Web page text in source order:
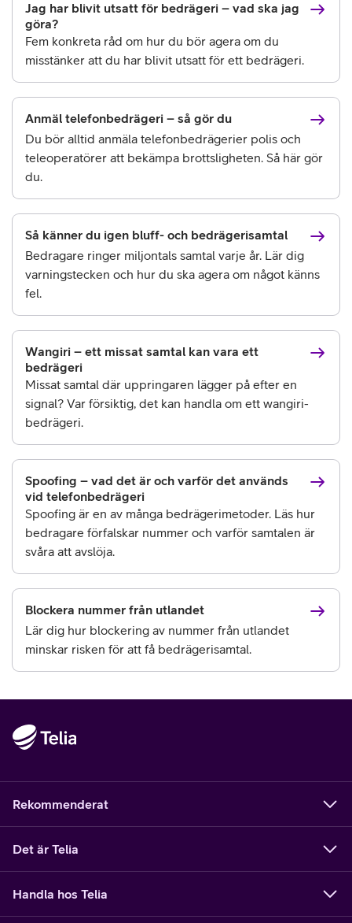
Jag har blivit utsatt för bedrägeri – vad ska jag
göra?
Fem konkreta råd om hur du bör agera om du
misstänker att du har blivit utsatt för ett bedrägeri.
Anmäl telefonbedrägeri – så gör du
Du bör alltid anmäla telefonbedrägerier polis och
teleoperatörer att bekämpa brottsligheten. Så här gör
du.
Så känner du igen bluff- och bedrägerisamtal
Bedragare ringer miljontals samtal varje år. Lär dig
varningstecken och hur du ska agera om något känns
fel.
Wangiri – ett missat samtal kan vara ett
bedrägeri
Missat samtal där uppringaren lägger på efter en
signal? Var försiktig, det kan handla om ett wangiri-
bedrägeri.
Spoofing – vad det är och varför det används
vid telefonbedrägeri
Spoofing är en av många bedrägerimetoder. Läs hur
bedragare förfalskar nummer och varför samtalen är
svåra att avslöja.
Blockera nummer från utlandet
Lär dig hur blockering av nummer från utlandet
minskar risken för att få bedrägerisamtal.
Rekommenderat
Det är Telia
Handla hos Telia